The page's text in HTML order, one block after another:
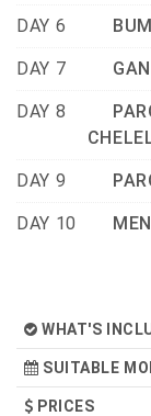
DAY 6
DAY 7
DAY 8
DAY 9
DAY 10
WHAT'S
SUITABLE
PRICES